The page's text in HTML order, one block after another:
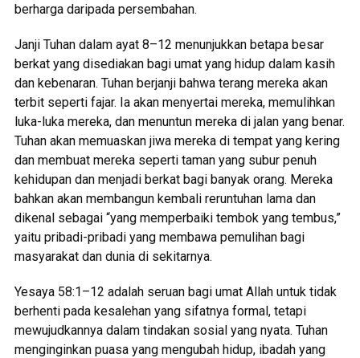
berharga daripada persembahan.
Janji Tuhan dalam ayat 8–12 menunjukkan betapa besar
berkat yang disediakan bagi umat yang hidup dalam kasih
dan kebenaran. Tuhan berjanji bahwa terang mereka akan
terbit seperti fajar. Ia akan menyertai mereka, memulihkan
luka-luka mereka, dan menuntun mereka di jalan yang benar.
Tuhan akan memuaskan jiwa mereka di tempat yang kering
dan membuat mereka seperti taman yang subur penuh
kehidupan dan menjadi berkat bagi banyak orang. Mereka
bahkan akan membangun kembali reruntuhan lama dan
dikenal sebagai “yang memperbaiki tembok yang tembus,”
yaitu pribadi-pribadi yang membawa pemulihan bagi
masyarakat dan dunia di sekitarnya.
Yesaya 58:1–12 adalah seruan bagi umat Allah untuk tidak
berhenti pada kesalehan yang sifatnya formal, tetapi
mewujudkannya dalam tindakan sosial yang nyata. Tuhan
menginginkan puasa yang mengubah hidup, ibadah yang